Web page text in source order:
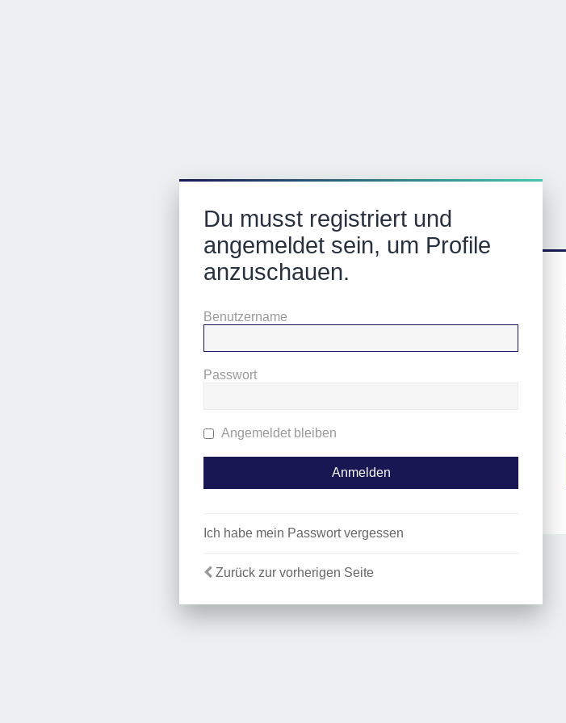
Du musst registriert und
angemeldet sein, um Profile
anzuschauen.
Benutzername
Passwort
Angemeldet bleiben
Ich habe mein Passwort vergessen
Zurück zur vorherigen Seite